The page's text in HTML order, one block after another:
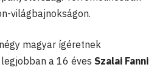
világbajnokságon.
magyar ígéretnek
a 16 éves Szalai Fanni